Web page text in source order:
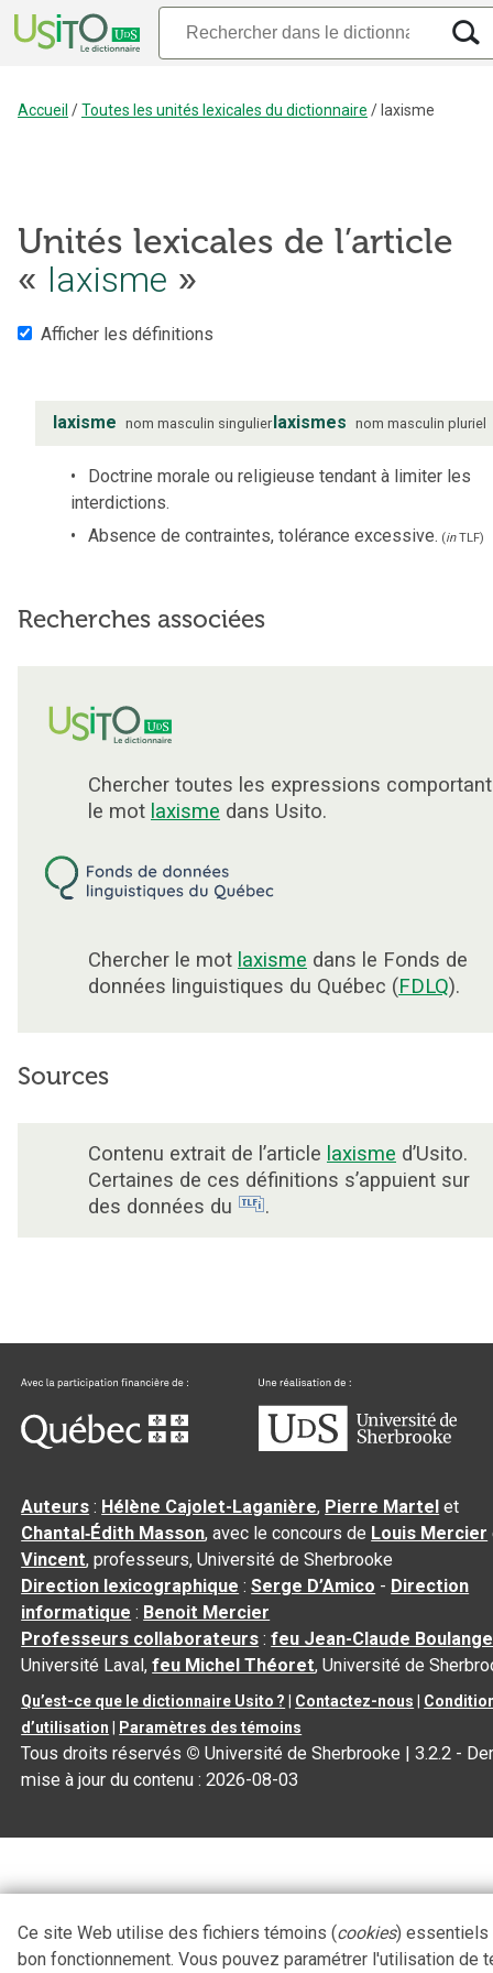
Accueil /Toutes les unités lexicales du dictionnaire / laxisme
Unités lexicales de l’article
« laxisme »
Afficher les définitions
laxisme nom masculin singulierlaxismes nom masculin pluriel
Doctrine morale ou religieuse tendant à limiter les
interdictions.
Absence de contraintes, tolérance excessive. (inTLF)
Recherches associées
Chercher toutes les expressions comportant
le mot laxisme dans Usito.
Chercher le mot laxisme dans le Fonds de
données linguistiques du Québec (FDLQ).
Sources
Contenu extrait de l’article laxisme d’Usito.
Certaines de ces définitions s’appuient sur
des données du
.
Auteurs : Hélène Cajolet-Laganière, Pierre Martel et
Chantal‑Édith Masson, avec le concours de Louis Mercier
Vincent, professeurs, Université de Sherbrooke
Direction lexicographique :Serge D’Amico - Direction
informatique : Benoit Mercier
Professeurs collaborateurs :feu Jean-Claude
Université Laval,feu Michel Théoret, Université de
Qu’est-ce que le dictionnaire Usito ? Contactez-nous
d’utilisation
Paramètres des témoins
Tous droits réservés © Université de Sherbrooke |3.2.2 -
mise à jour du contenu :2026-08-03
Ce site Web utilise des fichiers témoins (cookies) essentiels
bon fonctionnement. Vous pouvez paramétrer l'utilisation de